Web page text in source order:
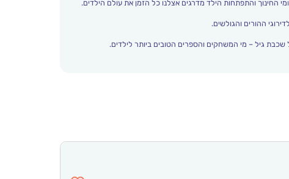
ההורים והגולשים.
גיל – מי המשחקים והספרים הטובים ביותר לילדים.